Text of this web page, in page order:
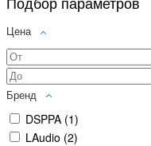
Цена
Бренд
DSPPA (1)
LAudio (2)